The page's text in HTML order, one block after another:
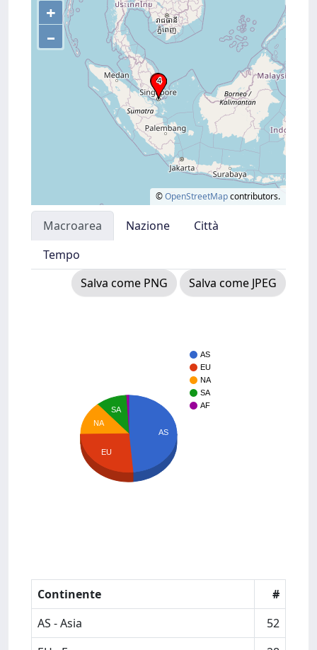
+
–
©OpenStreetMapcontributors.
Macroarea Nazione
Città
Tempo
Salva come PNG
Salva come JPEG
AS
EU
NA
SA
AF
AS
SA
NA
EU
Continente
#
AS - Asia
52